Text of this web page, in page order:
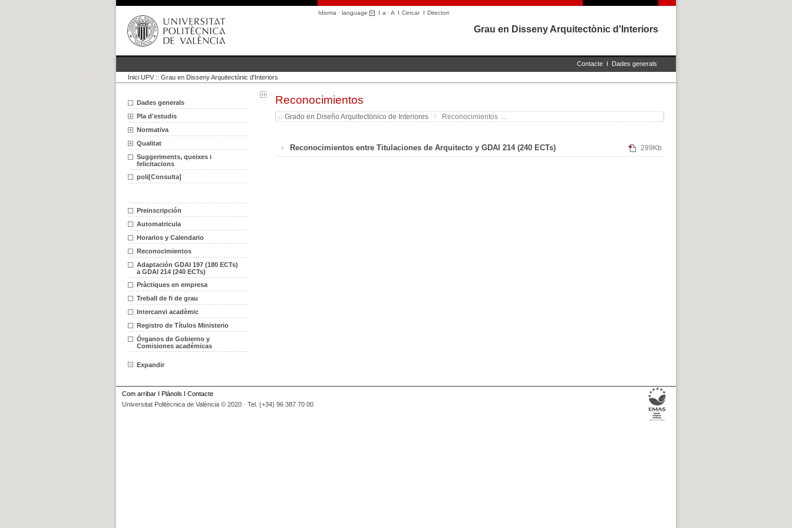
Idioma · language I a ·A I CercarI Directori
Grau en Disseny Arquitectònic d'Interiors
Contacte I Dades generals
Inici UPV :: Grau en Disseny Arquitectònic d'Interiors
Dades generals
Pla d'estudis
Normativa
Qualitat
Suggeriments, queixes i
felicitacions
poli[Consulta]
Preinscripción
Automatricula
Horarios y Calendario
Reconocimientos
Adaptación GDAI 197 (180 ECTs)
a GDAI 214 (240 ECTs)
Pràctiques en empresa
Treball de fi de grau
Intercanvi acadèmic
Registro de Títulos Ministerio
Órganos de Gobierno y
Comisiones académicas
Expandir
Reconocimientos
Grado en Diseño Arquitectónico de Interiores Reconocimientos ...
Reconocimientos entre Titulaciones de Arquitecto y GDAI 214 (240 ECTs) 299Kb
Com arribar I Plànols I Contacte
Universitat Politècnica de València © 2020 · Tel. (+34) 96 387 70 00